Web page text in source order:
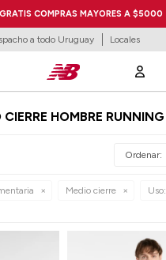
COMPRAS MAYORES A $5000
a todo Uruguay Locales
CIERRE HOMBRE RUNNING
Medio cierre Uso: